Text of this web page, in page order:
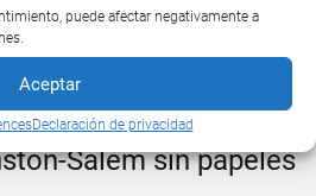
puede afectar negativamente a
Aceptar
Declaración de privacidad
Cerca de Mi
limpieza - Cleaning
Salem sin papeles